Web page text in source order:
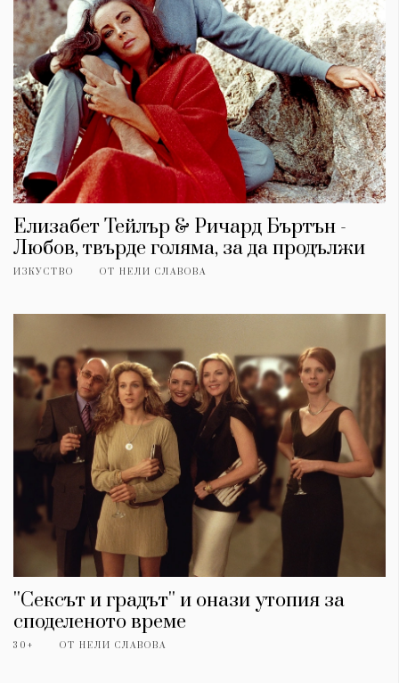
Елизабет Тейлър & Ричард Бъртън -
Любов, твърде голяма, за да продължи
ИЗКУСТВО ОТ НЕЛИ СЛАВОВА
''Сексът и градът'' и онази утопия за
споделеното време
30+ ОТ НЕЛИ СЛАВОВА